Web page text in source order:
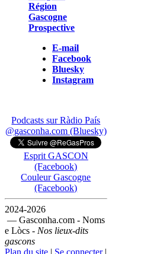
Région
Gascogne
Prospective
E-mail
Facebook
Bluesky
Instagram
Podcasts sur Ràdio País
@gasconha.com (Bluesky)
Esprit GASCON
(Facebook)
Couleur Gascogne
(Facebook)
2024-2026
— Gasconha.com - Noms
e Lòcs - Nos lieux-dits
gascons
Plan du site | Se connecter|